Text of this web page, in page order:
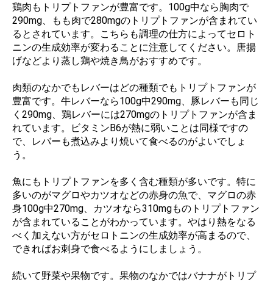
鶏肉もトリプトファンが豊富です。100g中なら胸肉で
290mg、もも肉で280mgのトリプトファンが含まれてい
るとされています。こちらも調理の仕方によってセロト
ニンの生成効率が変わることに注意してください。唐揚
げなどより蒸し鶏や焼き鳥がおすすめです。
肉類のなかでもレバーはどの種類でもトリプトファンが
豊富です。牛レバーなら100g中290mg、豚レバーも同じ
く290mg、鶏レバーには270mgのトリプトファンが含ま
れています。ビタミンB6が熱に弱いことは同様ですの
で、レバーも煮込みより焼いて食べるのがよいでしょ
う。
魚にもトリプトファンを多く含む種類が多いです。特に
多いのがマグロやカツオなどの赤身の魚で、マグロの赤
身100g中270mg、カツオなら310mgものトリプトファン
が含まれていることがわかっています。やはり熱をなる
べく加えない方がセロトニンの生成効率が高まるので、
できればお刺身で食べるようにしましょう。
続いて野菜や果物です。果物のなかではバナナがトリプ